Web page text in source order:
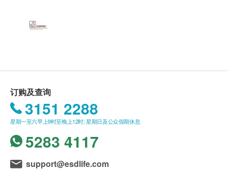
1. 每张订单购买古宝, 纽美, 澳洲净痘, 佳力, 紫花油, 调
3. 不排除运送时间会因节日而有所影响。当八号烈风讯
号悬掛或黑色暴雨警告生效时，送货服务时间将会延
迟。
4. 所有订单须视乎相关货品的供应情况再作最後确认。
倘若健康网购health.ESDlife未能提供任何订单上的货
品，健康网购health.ESDlife有权拒绝接受该订单，并
且会於送货前透过电话或电邮通知顾客再作安排。
订购及查询
3151 2288
星期一至六早上9时至晚上12时; 星期日及公众假期休息
5283 4117
support@esdlife.com